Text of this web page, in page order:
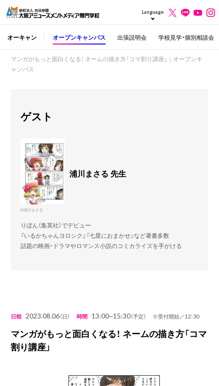
Language
オーキャン オープンキャンパス 出張説明会 学校見学・個別相談会
マンガがもっと面白くなる！ ネームの描き方「コマ割り講座」｜オープンキ
ャンパス
ゲスト
©浦川まさる
浦川まさる 先生
りぼん（集英社）でデビュー
『いるかちゃんヨロシク』『七星におまかせ』など著書多数
話題の映画・ドラマやロマンス小説のコミカライズを手がける
日程 2023.08.06（日） 時間 13:00~15:30（予定） ※受付開始／12：30
マンガがもっと面白くなる！ ネームの描き方「コマ
割り講座」